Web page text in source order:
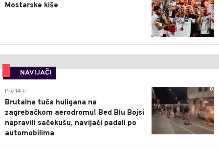
Mostarske kiše
NAVIJAČI
0
Pre 14 h
Brutalna tuča huligana na
zagrebačkom aerodromu! Bed Blu Bojsi
napravili sačekušu, navijači padali po
automobilima